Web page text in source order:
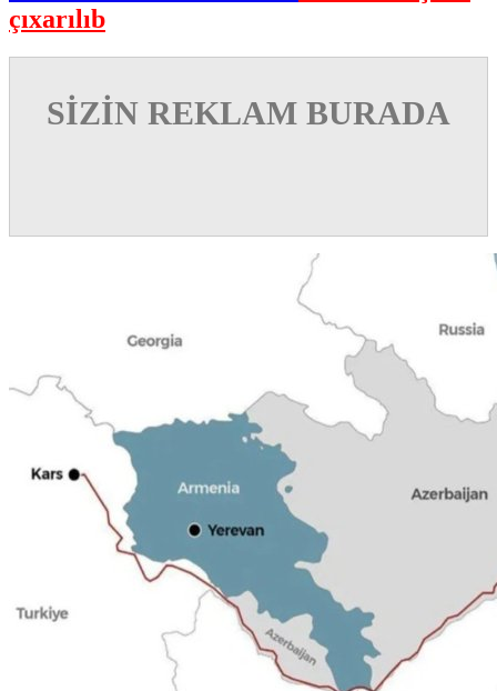
çıxarılıb
SİZİN REKLAM BURADA